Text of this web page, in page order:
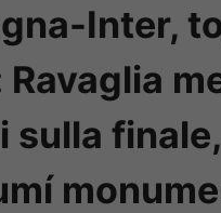
Inter,
sulla finale,